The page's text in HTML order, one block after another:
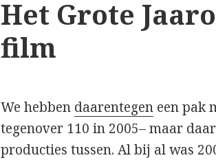
Het Grote
film
We hebben daarentegen een pak
tegenover 110 in 2005– maar
producties tussen. Al bij al was